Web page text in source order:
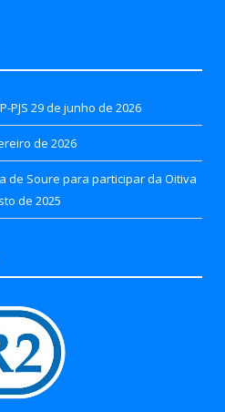
PJS 29 de junho de 2026
de 2026
de Soure para participar da Oitiva
de 2025